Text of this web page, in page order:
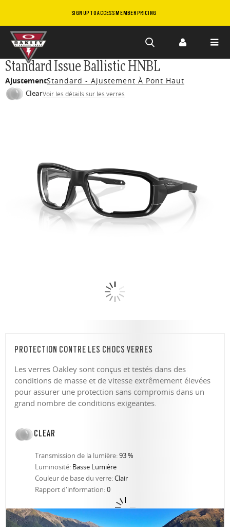
SIGN UP TO ACCESS MEMBER PRICING
Skip to
main
content
Standard Issue Ballistic HNBL
AjustementStandard - Ajustement À Pont Haut
ClearVoir les détails sur les verres
PROTECTION CONTRE LES CHOCS VERRES
Les verres Oakley sont conçus et testés dans des
conditions de masse et de vitesse extrêmement élevées
pour assurer une protection sans compromis dans un
grand nombre de conditions exigeantes.
CLEAR
Transmission de la lumière:93 %
Luminosité: Basse Lumière
Couleur de base du verre:Clair
Rapport d'information:0